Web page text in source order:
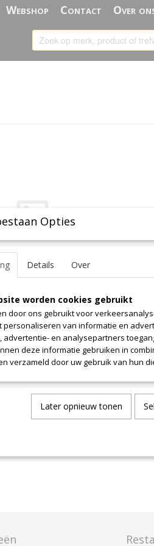
Webshop Contact Over
Opties
Details Over
worden cookies gebruikt
door ons gebruikt voor
personaliseren van informatie en
advertentie- en analysepartners
deze informatie gebruiken in
verzameld door uw gebruik van hun
Later opnieuw tonen